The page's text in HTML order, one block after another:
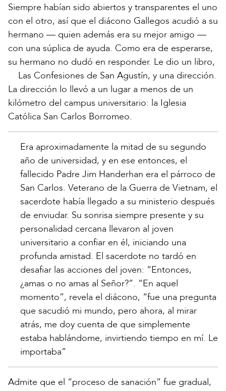
Siempre habían sido abiertos y transparentes el uno
con el otro, así que el diácono Gallegos acudió a su
hermano — quien además era su mejor amigo —
con una súplica de ayuda. Como era de esperarse,
su hermano no dudó en responder. Le dio un libro,
Las Confesiones de San Agustín, y una dirección.
La dirección lo llevó a un lugar a menos de un
kilómetro del campus universitario: la Iglesia
Católica San Carlos Borromeo.
Era aproximadamente la mitad de su segundo
año de universidad, y en ese entonces, el
fallecido Padre Jim Handerhan era el párroco de
San Carlos. Veterano de la Guerra de Vietnam, el
sacerdote había llegado a su ministerio después
de enviudar. Su sonrisa siempre presente y su
personalidad cercana llevaron al joven
universitario a confiar en él, iniciando una
profunda amistad. El sacerdote no tardó en
desafiar las acciones del joven: “Entonces,
¿amas o no amas al Señor?”. “En aquel
momento”, revela el diácono, “fue una pregunta
que sacudió mi mundo, pero ahora, al mirar
atrás, me doy cuenta de que simplemente
estaba hablándome, invirtiendo tiempo en mí. Le
importaba”
Admite que el “proceso de sanación” fue gradual,